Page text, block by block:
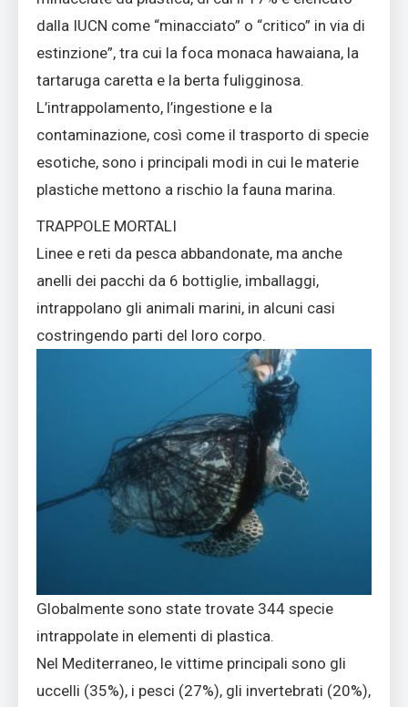
dalla IUCN come “minacciato” o “critico” in via di
estinzione”, tra cui la foca monaca hawaiana, la
tartaruga caretta e la berta fuligginosa.
L’intrappolamento, l’ingestione e la
contaminazione, così come il trasporto di specie
esotiche, sono i principali modi in cui le materie
plastiche mettono a rischio la fauna marina.
TRAPPOLE MORTALI
Linee e reti da pesca abbandonate, ma anche
anelli dei pacchi da 6 bottiglie, imballaggi,
intrappolano gli animali marini, in alcuni casi
costringendo parti del loro corpo.
Globalmente sono state trovate 344 specie
intrappolate in elementi di plastica.
Nel Mediterraneo, le vittime principali sono gli
uccelli (35%), i pesci (27%), gli invertebrati (20%),